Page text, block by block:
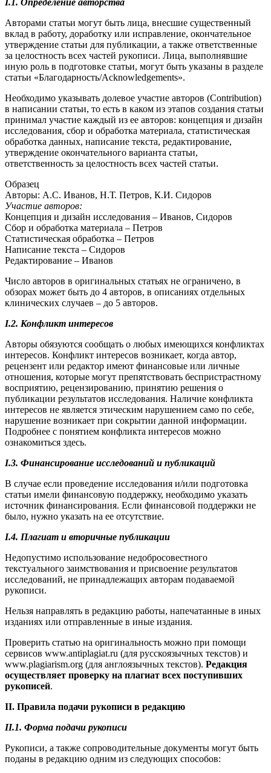
Авторами статьи могут быть лица, внесшие существенный
вклад в работу, доработку или исправление, окончательное
утверждение статьи для публикации, а также ответственные
за целостность всех частей рукописи. Лица, выполнявшие
иную роль в подготовке статьи, могут быть указаны в разделе
статьи «Благодарность/Acknowledgеments».
Необходимо указывать долевое участие авторов (Contribution)
в написании статьи, то есть в каком из этапов создания статьи
принимал участие каждый из ее авторов: концепция и дизайн
исследования, сбор и обработка материала, статистическая
обработка данных, написание текста, редактирование,
утверждение окончательного варианта статьи,
ответственность за целостность всех частей статьи.
Образец
Авторы: А.С. Иванов, Н.Т. Петров, К.И. Сидоров
Участие авторов:
Концепция и дизайн исследования – Иванов, Сидоров
Сбор и обработка материала – Петров
Статистическая обработка – Петров
Написание текста – Сидоров
Редактирование – Иванов
Число авторов в оригинальных статьях не ограничено, в
обзорах может быть до 4 авторов, в описаниях отдельных
клинических случаев – до 5 авторов.
I.2. Конфликт интересов
Авторы обязуются сообщать о любых имеющихся конфликтах
интересов. Конфликт интересов возникает, когда автор,
рецензент или редактор имеют финансовые или личные
отношения, которые могут препятствовать беспристрастному
восприятию, рецензированию, принятию решения о
публикации результатов исследования. Наличие конфликта
интересов не является этическим нарушением само по себе,
нарушение возникает при сокрытии данной информации.
Подробнее с понятием конфликта интересов можно
ознакомиться здесь.
I.3. Финансирование исследований и публикаций
В случае если проведение исследования и/или подготовка
статьи имели финансовую поддержку, необходимо указать
источник финансирования. Если финансовой поддержки не
было, нужно указать на ее отсутствие.
I.4. Плагиат и вторичные публикации
Недопустимо использование недобросовестного
текстуального заимствования и присвоение результатов
исследований, не принадлежащих авторам подаваемой
рукописи.
Нельзя направлять в редакцию работы, напечатанные в иных
изданиях или отправленные в иные издания.
Проверить статью на оригинальность можно при помощи
сервисов www.antiplagiat.ru (для русскоязычных текстов) и
www.plagiarism.org (для англоязычных текстов). Редакция
осуществляет проверку на плагиат всех поступивших
рукописей.
II. Правила подачи рукописи в редакцию
II.1. Форма подачи рукописи
Рукописи, а также сопроводительные документы могут быть
поданы в редакцию одним из следующих способов: